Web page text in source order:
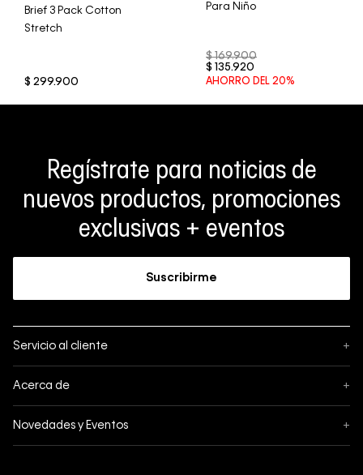
Brief 3 Pack Cotton
Stretch
$ 299.900
Para Niño
$ 169.900
$
135.920
AHORRO DEL 20%
Regístrate para noticias de
nuevos productos, promociones
exclusivas + eventos
Suscribirme
Servicio al cliente +
Mis pedidos
Formas de pago
Acerca de +
Política de privacidad
Novedades y Eventos +